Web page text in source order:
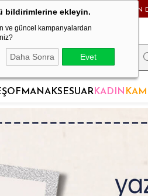
bildirimlerine ekleyin.
ve güncel kampanyalardan
Daha Sonra Evet
24 SAATTE KARGODA! - MAĞAZADAN
AKSESUARKADIN